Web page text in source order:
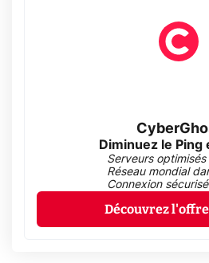
Diminuez le Ping
Serveurs
Réseau mondial
Connexion
Découvrez